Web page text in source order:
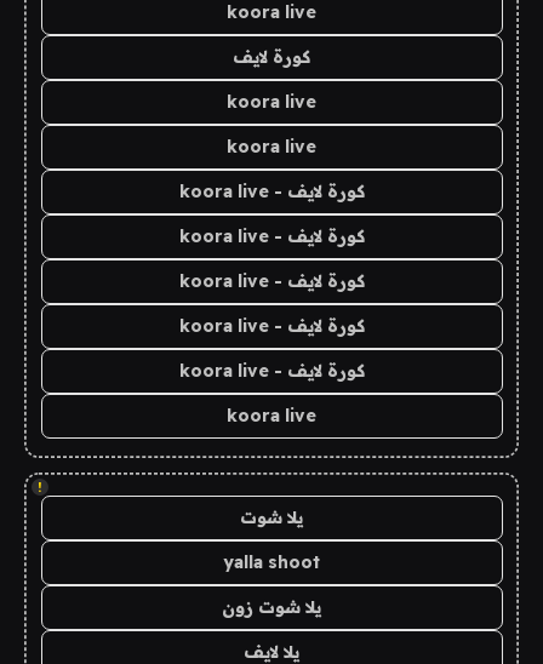
koora live
كورة لايف
koora live
koora live
كورة لايف - koora live
كورة لايف - koora live
كورة لايف - koora live
كورة لايف - koora live
كورة لايف - koora live
koora live
!
يلا شوت
yalla shoot
يلا شوت زون
يلا لايف